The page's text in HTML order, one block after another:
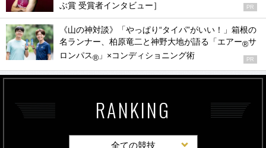
ぶ賞 受賞者インタビュー］
PR
《山の神対談》「やっぱり“タイパ”がいい！」箱根の
名ランナー、柏原竜二と神野大地が語る「エアー®サ
ロンパス® 」×コンディショニング術 PR
RANKING
全ての競技